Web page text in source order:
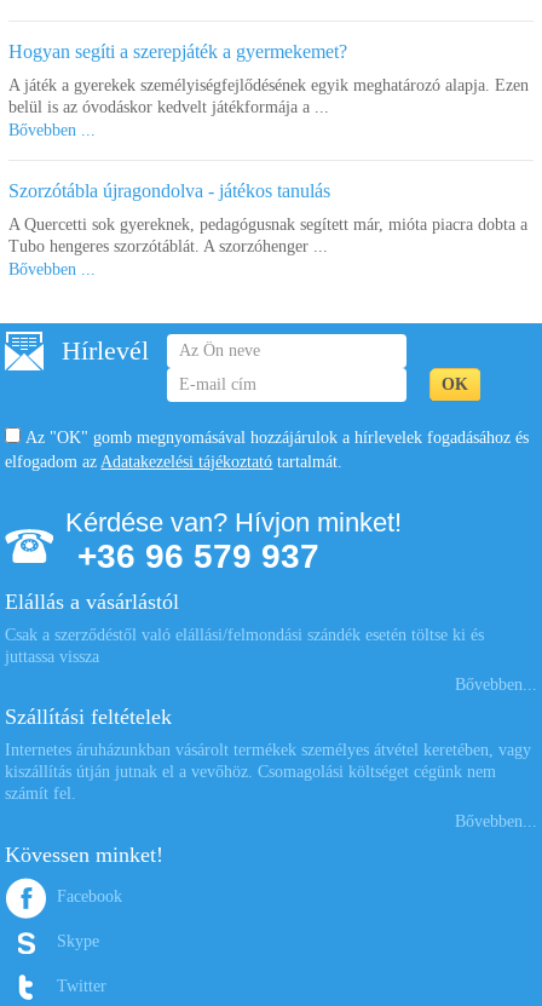
Hogyan segíti a szerepjáték a gyermekemet?
A játék a gyerekek személyiségfejlődésének egyik meghatározó alapja. Ezen
belül is az óvodáskor kedvelt játékformája a ...
Bővebben ...
Szorzótábla újragondolva - játékos tanulás
A Quercetti sok gyereknek, pedagógusnak segített már, mióta piacra dobta a
Tubo hengeres szorzótáblát. A szorzóhenger ...
Bővebben ...
Hírlevél
Az "OK" gomb megnyomásával hozzájárulok a hírlevelek fogadásához és
elfogadom az Adatakezelési tájékoztató tartalmát.
Kérdése van? Hívjon minket!
+36 96 579 937
Elállás a vásárlástól
Csak a szerződéstől való elállási/felmondási szándék esetén töltse ki és
juttassa vissza
Bővebben...
Szállítási feltételek
Internetes áruházunkban vásárolt termékek személyes átvétel keretében, vagy
kiszállítás útján jutnak el a vevőhöz. Csomagolási költséget cégünk nem
számít fel.
Bővebben...
Kövessen minket!
Facebook
Skype
Twitter